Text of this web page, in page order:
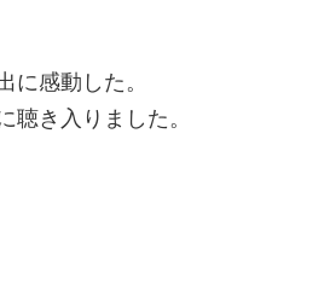
に感動した。
聴き入りました。